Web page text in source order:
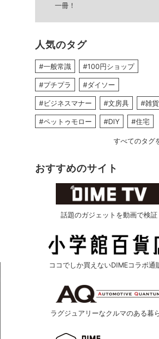
一冊！
人気のタグ
#一般常識 #100円ショップ
#プチプラ #ダイソー
#ビジネスマナー #文房具 #雑貨
#ペットゥモロー #DIY #住宅
すべてのタグ
おすすめのサイト
話題のガジェットを動画で検証
ココでしか買えないDIMEコラボ通
ラグジュアリーなクルマのある暮